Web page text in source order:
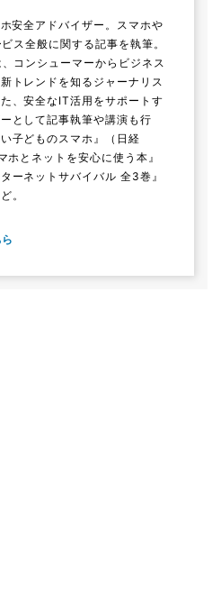
安全アドバイザー。スマホや
ス全般に関する記事を執筆。
コンシューマーからビジネス
トレンドを知るジャーナリス
、安全なIT活用をサポートす
として記事執筆や講演も行
子どものスマホ』（日経
ホとネットを安心に使う本』
ーネットサバイバル 全3巻』
。